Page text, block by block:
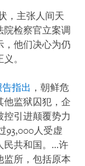
，主张人间天
检察官立案调
，他们决心为仍
。
指出 ，朝鲜危
他监狱囚犯，企
控引进颠覆势力
93,000人受虚
民共和国。...许
监所，包括原本